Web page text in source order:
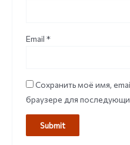
Email *
Сохранить моё имя,
браузере для